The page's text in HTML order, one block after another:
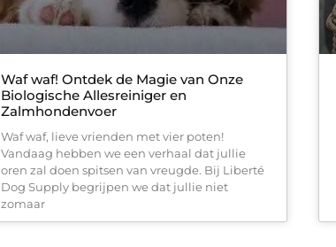
Waf waf! Ontdek de Magie van Onze
Biologische Allesreiniger en
Zalmhondenvoer
Waf waf, lieve vrienden met vier poten!
Vandaag hebben we een verhaal dat jullie
oren zal doen spitsen van vreugde. Bij Liberté
Dog Supply begrijpen we dat jullie niet
zomaar